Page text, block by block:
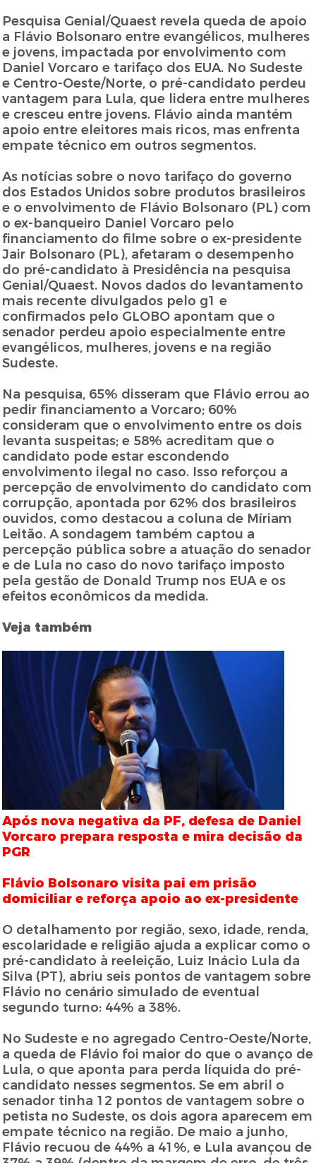
Pesquisa Genial/Quaest revela queda de apoio
a Flávio Bolsonaro entre evangélicos, mulheres
e jovens, impactada por envolvimento com
Daniel Vorcaro e tarifaço dos EUA. No Sudeste
e Centro-Oeste/Norte, o pré-candidato perdeu
vantagem para Lula, que lidera entre mulheres
e cresceu entre jovens. Flávio ainda mantém
apoio entre eleitores mais ricos, mas enfrenta
empate técnico em outros segmentos.
As notícias sobre o novo tarifaço do governo
dos Estados Unidos sobre produtos brasileiros
e o envolvimento de Flávio Bolsonaro (PL) com
o ex-banqueiro Daniel Vorcaro pelo
financiamento do filme sobre o ex-presidente
Jair Bolsonaro (PL), afetaram o desempenho
do pré-candidato à Presidência na pesquisa
Genial/Quaest. Novos dados do levantamento
mais recente divulgados pelo g1 e
confirmados pelo GLOBO apontam que o
senador perdeu apoio especialmente entre
evangélicos, mulheres, jovens e na região
Sudeste.
Na pesquisa, 65% disseram que Flávio errou ao
pedir financiamento a Vorcaro; 60%
consideram que o envolvimento entre os dois
levanta suspeitas; e 58% acreditam que o
candidato pode estar escondendo
envolvimento ilegal no caso. Isso reforçou a
percepção de envolvimento do candidato com
corrupção, apontada por 62% dos brasileiros
ouvidos, como destacou a coluna de Míriam
Leitão. A sondagem também captou a
percepção pública sobre a atuação do senador
e de Lula no caso do novo tarifaço imposto
pela gestão de Donald Trump nos EUA e os
efeitos econômicos da medida.
Veja também
Após nova negativa da PF, defesa de Daniel
Vorcaro prepara resposta e mira decisão da
PGR
Flávio Bolsonaro visita pai em prisão
domiciliar e reforça apoio ao ex-presidente
O detalhamento por região, sexo, idade, renda,
escolaridade e religião ajuda a explicar como o
pré-candidato à reeleição, Luiz Inácio Lula da
Silva (PT), abriu seis pontos de vantagem sobre
Flávio no cenário simulado de eventual
segundo turno: 44% a 38%.
No Sudeste e no agregado Centro-Oeste/Norte,
a queda de Flávio foi maior do que o avanço de
Lula, o que aponta para perda líquida do pré-
candidato nesses segmentos. Se em abril o
senador tinha 12 pontos de vantagem sobre o
petista no Sudeste, os dois agora aparecem em
empate técnico na região. De maio a junho,
Flávio recuou de 44% a 41%, e Lula avançou de